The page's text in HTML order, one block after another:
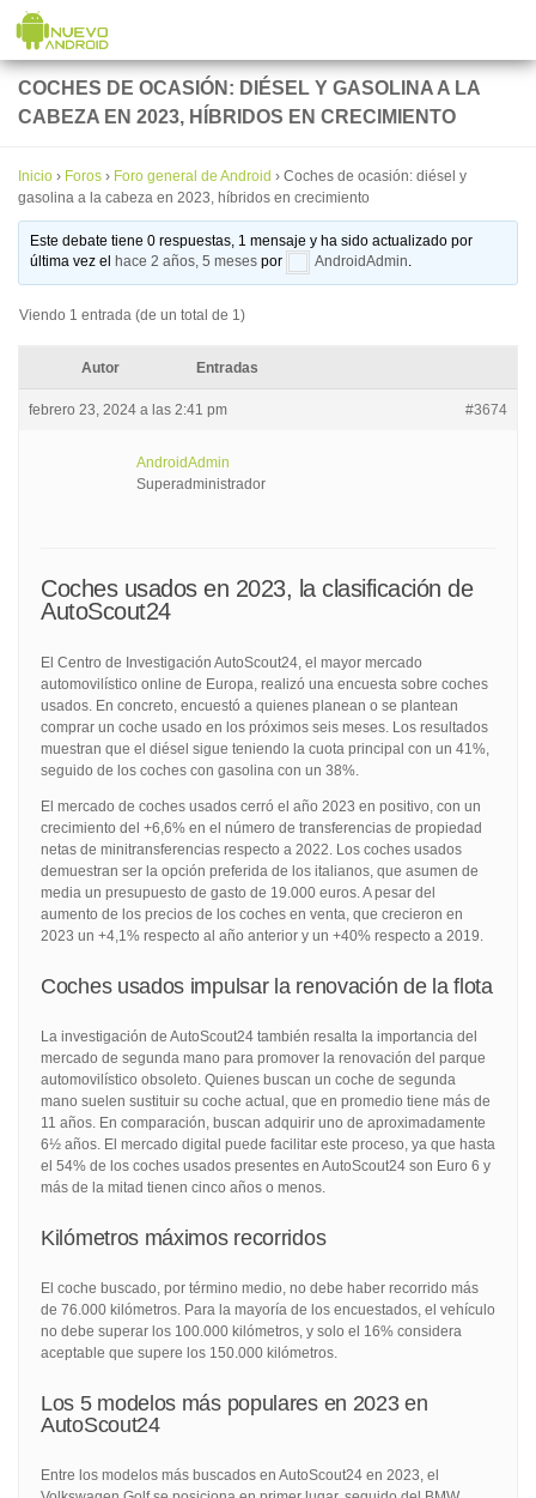
Saltar al contenido
COCHES DE OCASIÓN: DIÉSEL Y GASOLINA A LA
CABEZA EN 2023, HÍBRIDOS EN CRECIMIENTO
Inicio › Foros › Foro general de Android › Coches de ocasión: diésel y
gasolina a la cabeza en 2023, híbridos en crecimiento
Este debate tiene 0 respuestas, 1 mensaje y ha sido actualizado por
última vez el
hace 2 años, 5 meses por AndroidAdmin.
Viendo 1 entrada (de un total de 1)
Autor Entradas
febrero 23, 2024 a las 2:41 pm #3674
AndroidAdmin
Superadministrador
Coches usados en 2023, la clasificación de
AutoScout24
El Centro de Investigación AutoScout24, el mayor mercado
automovilístico online de Europa, realizó una encuesta sobre coches
usados. En concreto, encuestó a quienes planean o se plantean
comprar un coche usado en los próximos seis meses. Los resultados
muestran que el diésel sigue teniendo la cuota principal con un 41%,
seguido de los coches con gasolina con un 38%.
El mercado de coches usados cerró el año 2023 en positivo, con un
crecimiento del +6,6% en el número de transferencias de propiedad
netas de minitransferencias respecto a 2022. Los coches usados
demuestran ser la opción preferida de los italianos, que asumen de
media un presupuesto de gasto de 19.000 euros. A pesar del
aumento de los precios de los coches en venta, que crecieron en
2023 un +4,1% respecto al año anterior y un +40% respecto a 2019.
Coches usados impulsar la renovación de la flota
La investigación de AutoScout24 también resalta la importancia del
mercado de segunda mano para promover la renovación del parque
automovilístico obsoleto. Quienes buscan un coche de segunda
mano suelen sustituir su coche actual, que en promedio tiene más de
11 años. En comparación, buscan adquirir uno de aproximadamente
6½ años. El mercado digital puede facilitar este proceso, ya que hasta
el 54% de los coches usados presentes en AutoScout24 son Euro 6 y
más de la mitad tienen cinco años o menos.
Kilómetros máximos recorridos
El coche buscado, por término medio, no debe haber recorrido más
de 76.000 kilómetros. Para la mayoría de los encuestados, el vehículo
no debe superar los 100.000 kilómetros, y solo el 16% considera
aceptable que supere los 150.000 kilómetros.
Los 5 modelos más populares en 2023 en
AutoScout24
Entre los modelos más buscados en AutoScout24 en 2023, el